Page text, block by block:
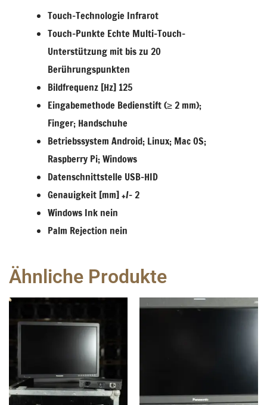
Touch-Technologie Infrarot
Touch-Punkte Echte Multi-Touch-
Unterstützung mit bis zu 20
Berührungspunkten
Bildfrequenz [Hz] 125
Eingabemethode Bedienstift (≥ 2 mm);
Finger; Handschuhe
Betriebssystem Android; Linux; Mac OS;
Raspberry Pi; Windows
Datenschnittstelle USB-HID
Genauigkeit [mm] +/- 2
Windows Ink nein
Palm Rejection nein
Ähnliche Produkte